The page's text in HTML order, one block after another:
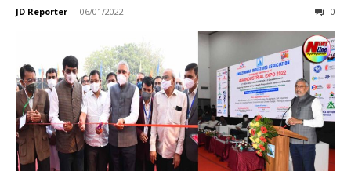
JD Reporter - 06/01/2022 0